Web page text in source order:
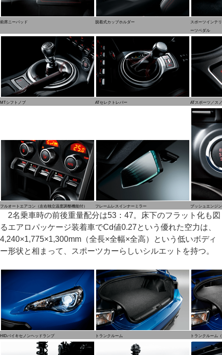
前席ニーパッド 脱着式カップホルダー
スポーツインテ
ーツペダル
MTシフトノブ ATセレクトレバー ATスポーツ／ス
フルオートエアコン（左右独立温度調整機能付） フレームレスインナーミラー プッシュエンジ
2名乗車時の前後重量配分は53：47。床下のフラット化も図
るエアロパッケージ装着車でCd値0.27という優れた空力は、
4,240×1,775×1,300mm（全長×全幅×全高）という低いボディ
ー形状と相まって、スポーツカーらしいシルエットを持つ。
HIDバイキセノンヘッドランプ トランクルーム トランクルーム